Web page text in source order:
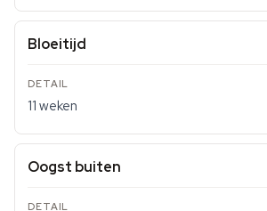
Bloeitijd
11 weken
Oogst buiten